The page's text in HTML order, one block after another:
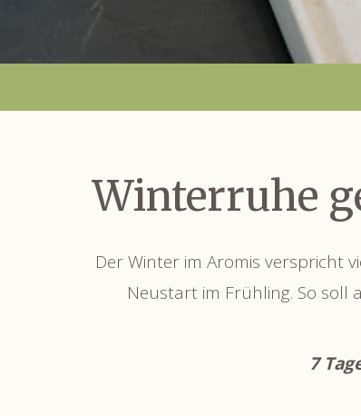
Winterruhe
Der Winter im Aromis verspricht
Neustart im Frühling. So soll
7